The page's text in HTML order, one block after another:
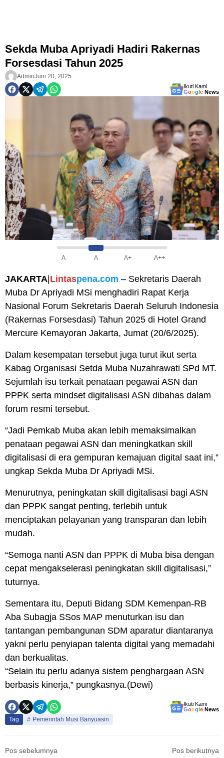
Sekda Muba Apriyadi Hadiri Rakernas
Forsesdasi Tahun 2025
AdminJuni 20, 2025
Ikuti Kami
Google News
A- A A+ A++
JAKARTA|Lintaspena.com – Sekretaris Daerah
Muba Dr Apriyadi MSi menghadiri Rapat Kerja
Nasional Forum Sekretaris Daerah Seluruh Indonesia
(Rakernas Forsesdasi) Tahun 2025 di Hotel Grand
Mercure Kemayoran Jakarta, Jumat (20/6/2025).
Dalam kesempatan tersebut juga turut ikut serta
Kabag Organisasi Setda Muba Nuzahrawati SPd MT.
Sejumlah isu terkait penataan pegawai ASN dan
PPPK serta mindset digitalisasi ASN dibahas dalam
forum resmi tersebut.
“Jadi Pemkab Muba akan lebih memaksimalkan
penataan pegawai ASN dan meningkatkan skill
digitalisasi di era gempuran kemajuan digital saat ini,”
ungkap Sekda Muba Dr Apriyadi MSi.
Menurutnya, peningkatan skill digitalisasi bagi ASN
dan PPPK sangat penting, terlebih untuk
menciptakan pelayanan yang transparan dan lebih
mudah.
“Semoga nanti ASN dan PPPK di Muba bisa dengan
cepat mengakselerasi peningkatan skill digitalisasi,”
tuturnya.
Sementara itu, Deputi Bidang SDM Kemenpan-RB
Aba Subagja SSos MAP menuturkan isu dan
tantangan pembangunan SDM aparatur diantaranya
yakni perlu penyiapan talenta digital yang memadahi
dan berkualitas.
“Selain itu perlu adanya sistem penghargaan ASN
berbasis kinerja,” pungkasnya.(Dewi)
Ikuti Kami
Google News
Tag Pemerintah Musi Banyuasin
Pos sebelumnya
Pos berikutnya